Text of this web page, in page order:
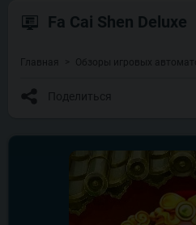
Fa Cai Shen Deluxe
Главная Обзоры игровых
Поделиться